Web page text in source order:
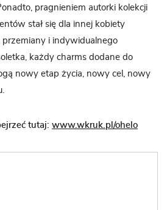
pragnieniem autorki kolekcji
stał się dla innej kobiety
przemiany i indywidualnego
każdy charms dodane do
nowy etap życia, nowy cel, nowy
tutaj: www.wkruk.pl/ohelo